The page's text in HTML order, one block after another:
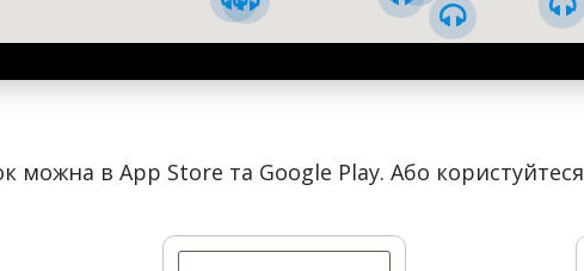
можна в App Store та Google Play. Або користуйтеся